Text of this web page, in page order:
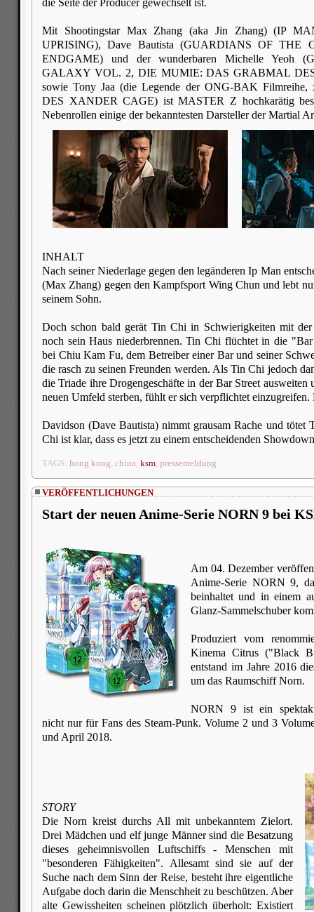
die Seite der Producer gewechselt ist.
Mit Shootingstar Max Zhang (aka Jin Zhang) (IP
UPRISING), Dave Bautista (GUARDIANS OF THE
ENDGAME) und der wunderbaren Michelle Yeoh
GALAXY VOL. 2, DIE MUMIE: DAS GRABMAL
sowie Tony Jaa (die Legende der ONG-BAK
DES XANDER CAGE) ist MASTER Z hochkarätig
Nebenrollen einige der bekanntesten Darsteller der Martial
INHALT
Nach seiner Niederlage gegen den legänderen Ip Man
(Max Zhang) gegen den Kampfsport Wing Chun und lebt
seinem Sohn.
Doch schon bald gerät Tin Chi in Schwierigkeiten mit
noch sein Haus niederbrennen. Tin Chi flüchtet in die
bei Chiu Kam Fu, dem Betreiber einer Bar und seiner
die rasch zu seinen Freunden werden. Als Tin Chi jedoch
die Triade ihre Drogengeschäfte in der Bar Street ausweiten
neuen Umfeld sterben, fühlt er sich verpflichtet einzugreifen.
Davidson (Dave Bautista) nimmt grausam Rache und tötet
Chi ist klar, dass es jetzt zu einem entscheidenden
TAGS: hong kong, china, ksm, pressemeldung
VERÖFFENTLICHUNGEN
Start der neuen Anime-Serie NORN 9 bei
Am 04. Dezember
Anime-Serie NORN 9,
beinhaltet und in einem
Glanz-Sammelschuber
Produziert vom
Kinema Citrus ("Black
entstand im Jahre 2016
um das Raumschiff Norn.
NORN 9 ist ein
nicht nur für Fans des Steam-Punk. Volume 2 und 3
und April 2018.
STORY
Die Norn kreist durchs All mit unbekanntem Zielort.
Drei Mädchen und elf junge Männer sind die Besatzung
dieses geheimnisvollen Luftschiffs - Menschen mit
"besonderen Fähigkeiten". Allesamt sind sie auf der
Suche nach dem Sinn der Reise, besteht ihre eigentliche
Aufgabe doch darin die Menschheit zu beschützen. Aber
alte Gewissheiten scheinen plötzlich überholt: Existiert